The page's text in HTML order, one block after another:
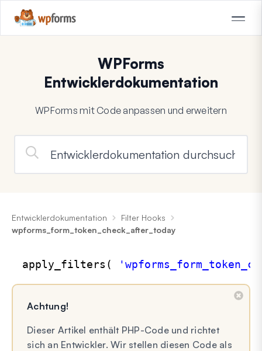
WPForms
Entwicklerdokumentation
WPForms mit Code anpassen und erweitern
Entwicklerdokumentation
Filter Hooks
wpforms_form_token_check_after_today
apply_filters(
Achtung!
Dieser Artikel enthält PHP-Code und richtet
sich an Entwickler. Wir stellen diesen Code als